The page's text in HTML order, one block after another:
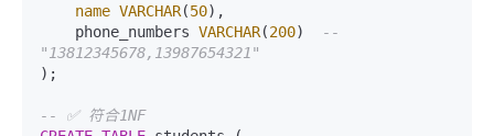
name VARCHAR(50),
    phone_numbers
VARCHAR(200)
--
"13812345678,13987654321"
);
-- ✅ 符合1NF